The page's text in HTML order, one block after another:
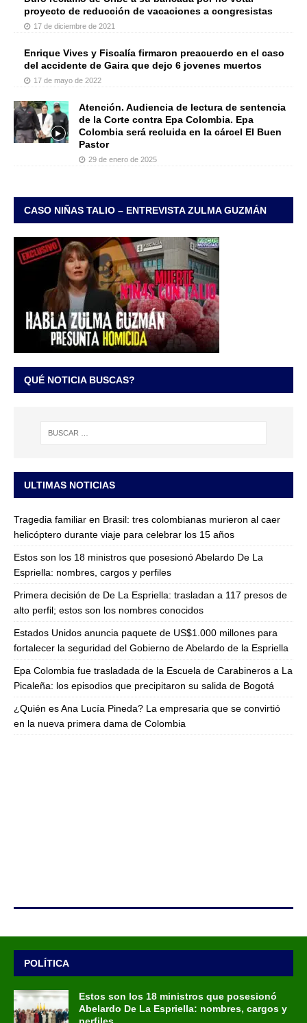
proyecto de reducción de vacaciones a congresistas
17 de diciembre de 2021
Enrique Vives y Fiscalía firmaron preacuerdo en el caso
del accidente de Gaira que dejo 6 jovenes muertos
17 de mayo de 2022
Atención. Audiencia de lectura de sentencia
de la Corte contra Epa Colombia. Epa
Colombia será recluida en la cárcel El Buen
Pastor
29 de enero de 2025
CASO NIÑAS TALIO – ENTREVISTA ZULMA GUZMÁN
QUÉ NOTICIA BUSCAS?
ULTIMAS NOTICIAS
Tragedia familiar en Brasil: tres colombianas murieron al caer
helicóptero durante viaje para celebrar los 15 años
Estos son los 18 ministros que posesionó Abelardo De La
Espriella: nombres, cargos y perfiles
Primera decisión de De La Espriella: trasladan a 117 presos de
alto perfil; estos son los nombres conocidos
Estados Unidos anuncia paquete de US$1.000 millones para
fortalecer la seguridad del Gobierno de Abelardo de la Espriella
Epa Colombia fue trasladada de la Escuela de Carabineros a La
Picaleña: los episodios que precipitaron su salida de Bogotá
¿Quién es Ana Lucía Pineda? La empresaria que se convirtió
en la nueva primera dama de Colombia
POLÍTICA
Estos son los 18 ministros que posesionó
Abelardo De La Espriella: nombres, cargos y
perfiles